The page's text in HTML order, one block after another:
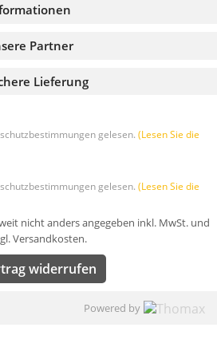
Lieferung
Partner
gelesen. (Lesen Sie die
gelesen. (Lesen Sie die
nicht anders angegeben inkl. MwSt. und
Versandkosten.
widerrufen
Powered by